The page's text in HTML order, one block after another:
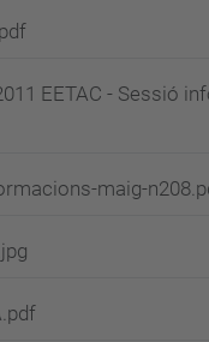
EETAC - Sessió
maig-